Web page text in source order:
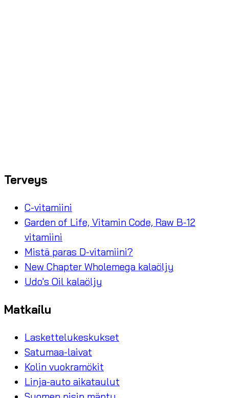
Terveys
C-vitamiini
Garden of Life, Vitamin Code, Raw B-12
vitamiini
Mistä paras D-vitamiini?
New Chapter Wholemega kalaöljy
Udo's Oil kalaöljy
Matkailu
Laskettelukeskukset
Satumaa-laivat
Kolin vuokramökit
Linja-auto aikataulut